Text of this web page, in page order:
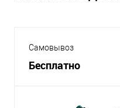
Самовывоз
Бесплатно